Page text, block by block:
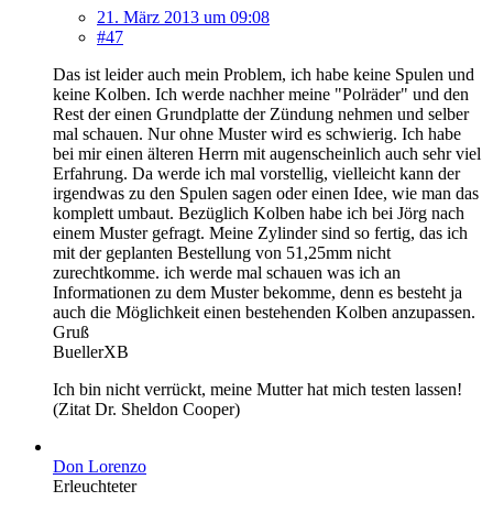
21. März 2013 um 09:08
#47
Das ist leider auch mein Problem, ich habe keine Spulen und
keine Kolben. Ich werde nachher meine "Polräder" und den
Rest der einen Grundplatte der Zündung nehmen und selber
mal schauen. Nur ohne Muster wird es schwierig. Ich habe
bei mir einen älteren Herrn mit augenscheinlich auch sehr viel
Erfahrung. Da werde ich mal vorstellig, vielleicht kann der
irgendwas zu den Spulen sagen oder einen Idee, wie man das
komplett umbaut. Bezüglich Kolben habe ich bei Jörg nach
einem Muster gefragt. Meine Zylinder sind so fertig, das ich
mit der geplanten Bestellung von 51,25mm nicht
zurechtkomme. ich werde mal schauen was ich an
Informationen zu dem Muster bekomme, denn es besteht ja
auch die Möglichkeit einen bestehenden Kolben anzupassen.
Gruß
BuellerXB
Ich bin nicht verrückt, meine Mutter hat mich testen lassen!
(Zitat Dr. Sheldon Cooper)
Don Lorenzo
Erleuchteter